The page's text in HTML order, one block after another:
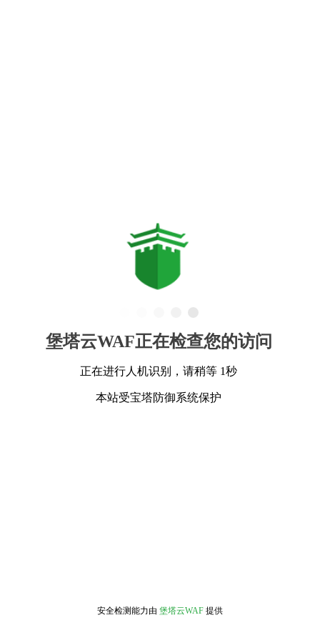
堡塔云WAF正在检查您的访问
正在进行人机识别，请稍等 1秒
本站受宝塔防御系统保护
安全检测能力由 堡塔云WAF 提供